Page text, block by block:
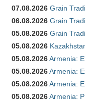
07.08.2026 Grain
06.08.2026 Grain
05.08.2026 Grain
05.08.2026
05.08.2026Armenia:
05.08.2026Armenia:
05.08.2026Armenia:
05.08.2026Armenia: